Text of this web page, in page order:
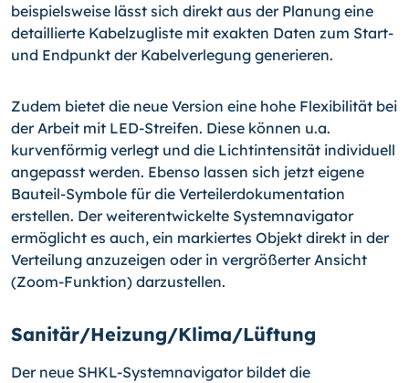
beispielsweise lässt sich direkt aus der Planung eine
detaillierte Kabelzugliste mit exakten Daten zum Start-
und Endpunkt der Kabelverlegung generieren.
Zudem bietet die neue Version eine hohe Flexibilität bei
der Arbeit mit LED-Streifen. Diese können u.a.
kurvenförmig verlegt und die Lichtintensität individuell
angepasst werden. Ebenso lassen sich jetzt eigene
Bauteil-Symbole für die Verteilerdokumentation
erstellen. Der weiterentwickelte Systemnavigator
ermöglicht es auch, ein markiertes Objekt direkt in der
Verteilung anzuzeigen oder in vergrößerter Ansicht
(Zoom-Funktion) darzustellen.
Sanitär/Heizung/Klima/Lüftung
Der neue SHKL-Systemnavigator bildet die